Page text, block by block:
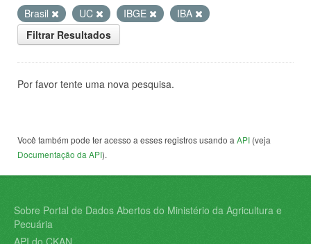
Brasil
UC IBGE
IBA
Filtrar Resultados
Por favor tente uma nova pesquisa.
Você também pode ter acesso a esses registros usando a API (veja
Documentação da API).
Sobre Portal de Dados Abertos do Ministério da Agricultura e
Pecuária
API do CKAN